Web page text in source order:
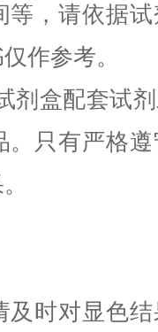
等，请依据
作参考。
剂盒配套试
。只有严格
及时对显色